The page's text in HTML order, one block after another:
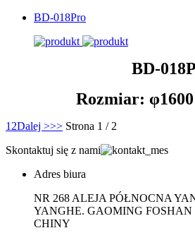
BD-018Pro
BD-
Rozmiar:
1 2Dalej >>> Strona 1 / 2
Skontaktuj się z nami
Adres biura
NR 268 ALEJA PÓŁNOCNA
YANGHE. GAOMING
CHINY